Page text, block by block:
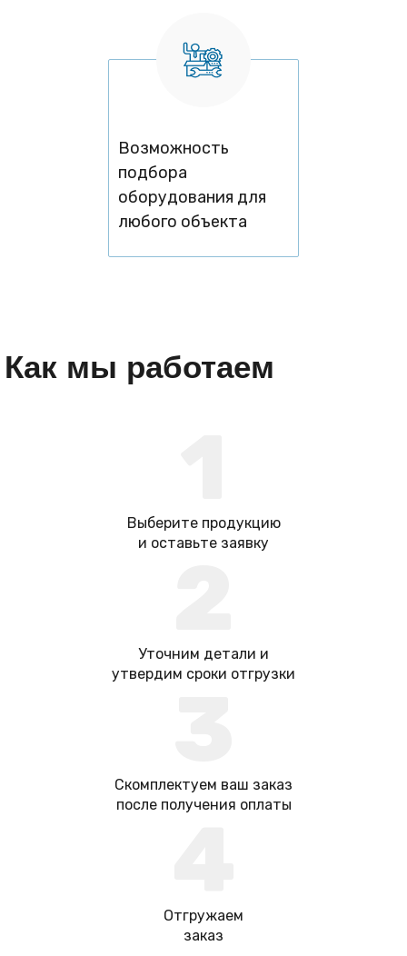
Возможность
подбора
оборудования для
любого объекта
Как мы работаем
Выберите продукцию
и оставьте заявку
Уточним детали и
утвердим сроки отгрузки
Скомплектуем ваш заказ
после получения оплаты
Отгружаем
заказ